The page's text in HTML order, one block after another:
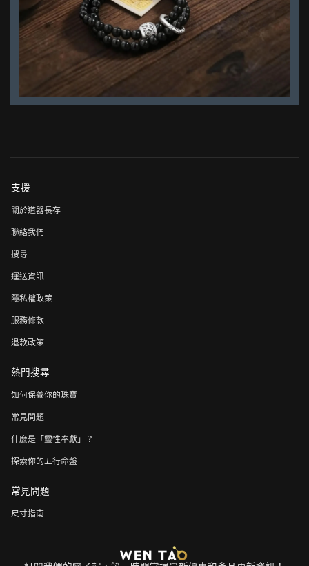
支援
關於道器長存
聯絡我們
搜尋
運送資訊
隱私權政策
服務條款
退款政策
熱門搜尋
如何保養你的珠寶
常見問題
什麼是「靈性奉獻」？
探索你的五行命盤
常見問題
尺寸指南